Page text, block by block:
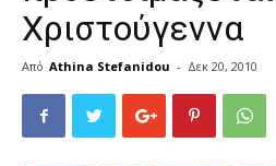
Χριστούγεννα
Από Athina Stefanidou - Δεκ 20, 2010